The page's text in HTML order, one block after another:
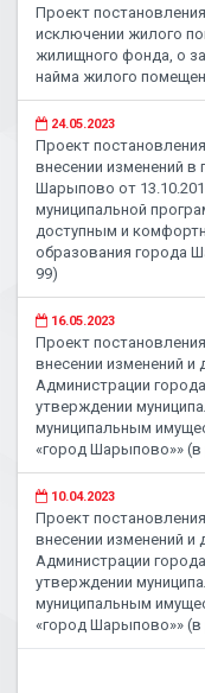
Проект
исключении жилого
жилищного фонда, о
найма жилого
24.05.2023
Проект
внесении изменений в
Шарыпово от
муниципальной
доступным и
образования города
99)
16.05.2023
Проект
внесении изменений и
Администрации
утверждении
муниципальным
«город Шарыпово»» (в
10.04.2023
Проект
внесении изменений и
Администрации
утверждении
муниципальным
«город Шарыпово»» (в